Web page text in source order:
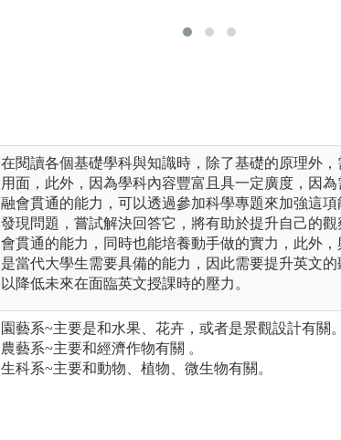
在閱讀各個基礎學科與知識時，除了基礎的原理外
用面，此外，因為學科內容豐富且具一定廣度，因
融會貫通的能力，可以透過參加科學專題來加強這項
發現問題，嘗試解決回答它，將有助於提升自己的
會貫通的能力，同時也能培養動手做的實力，此外
是當代大學生需要具備的能力，因此需要提升英文的
以降低未來在面臨英文授課時的壓力。
園藝系~主要是和水果、花卉，或者是景觀設計有關。
農藝系~主要和經濟作物有關 。
生科系~主要和動物、植物、微生物有關。